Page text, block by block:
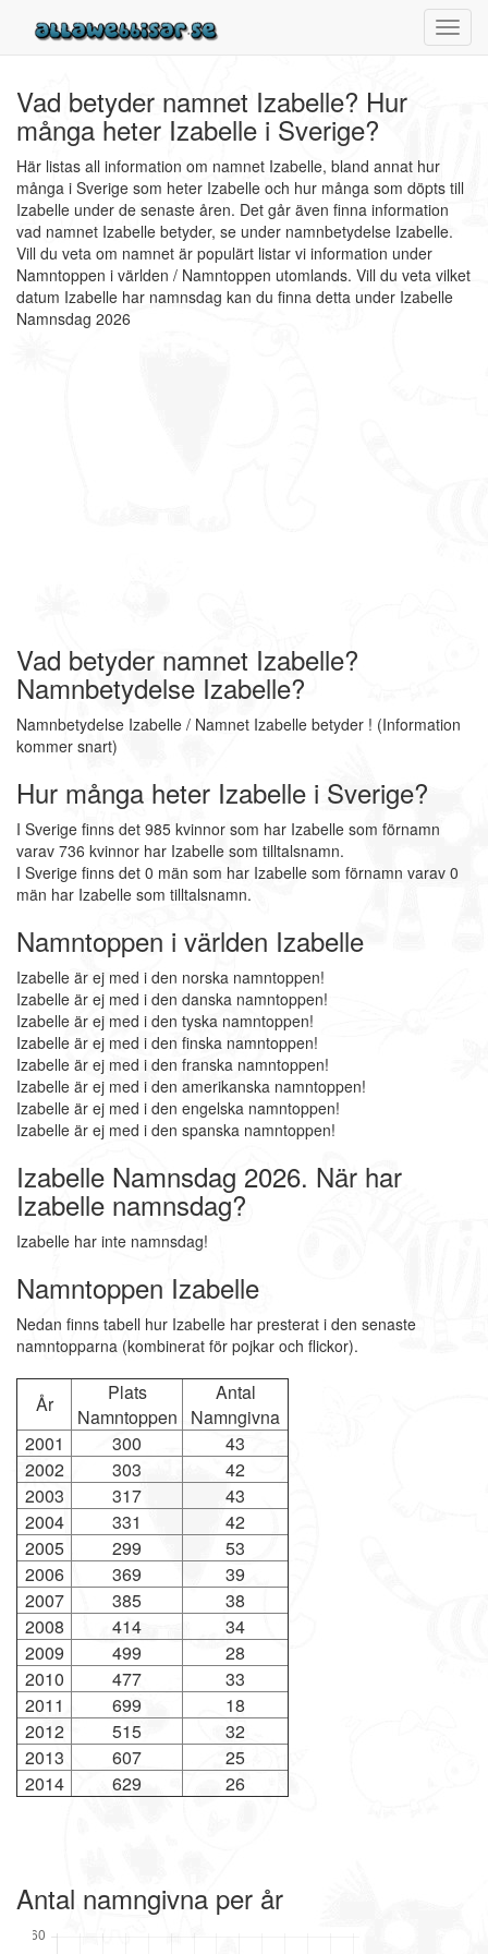
Vad betyder namnet Izabelle? Hur
många heter Izabelle i Sverige?
Här listas all information om namnet Izabelle, bland annat hur
många i Sverige som heter Izabelle och hur många som döpts till
Izabelle under de senaste åren. Det går även finna information
vad namnet Izabelle betyder, se under namnbetydelse Izabelle.
Vill du veta om namnet är populärt listar vi information under
Namntoppen i världen / Namntoppen utomlands. Vill du veta vilket
datum Izabelle har namnsdag kan du finna detta under Izabelle
Namnsdag 2026
Vad betyder namnet Izabelle?
Namnbetydelse Izabelle?
Namnbetydelse Izabelle / Namnet Izabelle betyder ! (Information
kommer snart)
Hur många heter Izabelle i Sverige?
I Sverige finns det 985 kvinnor som har Izabelle som förnamn
varav 736 kvinnor har Izabelle som tilltalsnamn.
I Sverige finns det 0 män som har Izabelle som förnamn varav 0
män har Izabelle som tilltalsnamn.
Namntoppen i världen Izabelle
Izabelle är ej med i den norska namntoppen!
Izabelle är ej med i den danska namntoppen!
Izabelle är ej med i den tyska namntoppen!
Izabelle är ej med i den finska namntoppen!
Izabelle är ej med i den franska namntoppen!
Izabelle är ej med i den amerikanska namntoppen!
Izabelle är ej med i den engelska namntoppen!
Izabelle är ej med i den spanska namntoppen!
Izabelle Namnsdag 2026. När har
Izabelle namnsdag?
Izabelle har inte namnsdag!
Namntoppen Izabelle
Nedan finns tabell hur Izabelle har presterat i den senaste
namntopparna (kombinerat för pojkar och flickor).
År
Plats
Namntoppen
Antal
Namngivna
2001
300
43
2002
303
42
2003
317
43
2004
331
42
2005
299
53
2006
369
39
2007
385
38
2008
414
34
2009
499
28
2010
477
33
2011
699
18
2012
515
32
2013
607
25
2014
629 26
Antal namngivna per år